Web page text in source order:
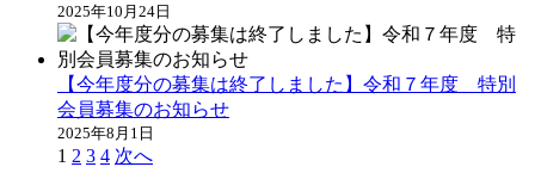
2025年10月24日
【今年度分の募集は終了しました】令和７年度 特別
会員募集のお知らせ
2025年8月1日
1 2 3 4 次へ